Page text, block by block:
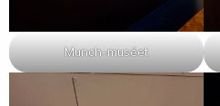
Munch-muséet